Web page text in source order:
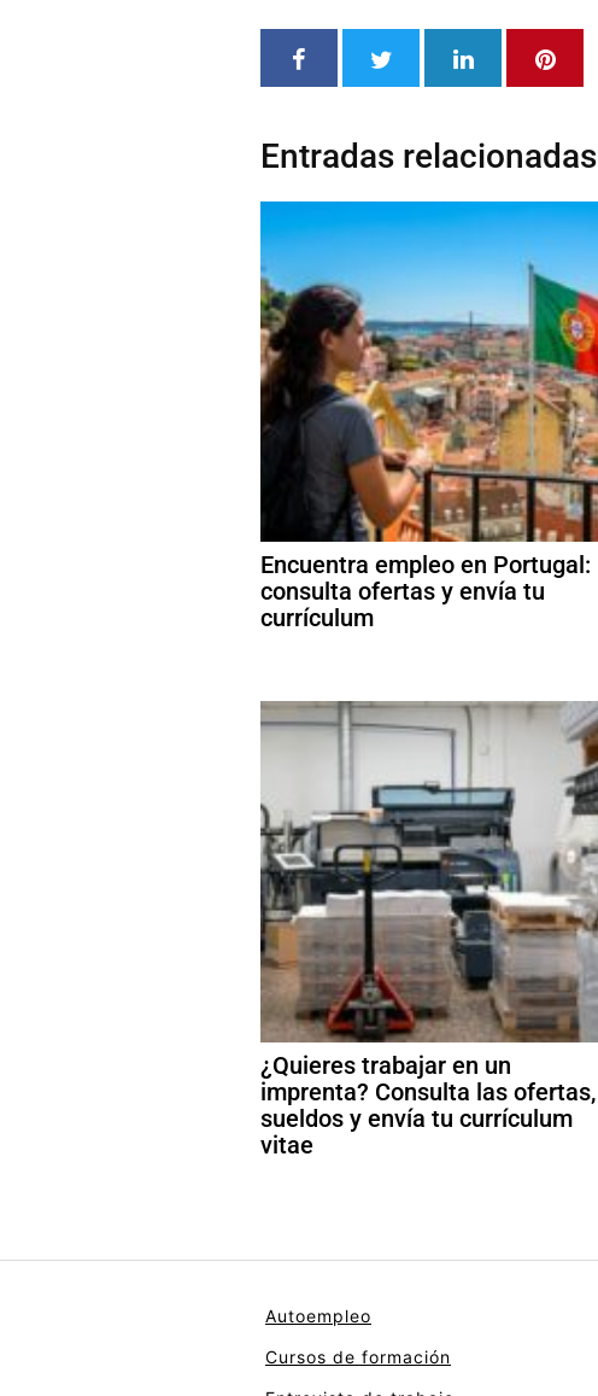
Entradas relacionadas
Encuentra empleo en Portugal:
consulta ofertas y envía tu
currículum
¿Quieres trabajar en un
imprenta? Consulta las ofertas,
sueldos y envía tu currículum
vitae
Autoempleo
Cursos de formación